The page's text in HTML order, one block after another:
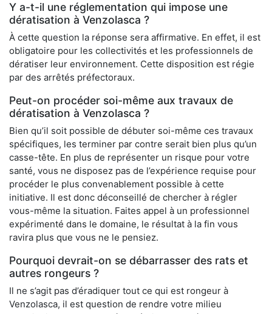
Y a-t-il une réglementation qui impose une
dératisation à Venzolasca ?
À cette question la réponse sera affirmative. En effet, il est
obligatoire pour les collectivités et les professionnels de
dératiser leur environnement. Cette disposition est régie
par des arrêtés préfectoraux.
Peut-on procéder soi-même aux travaux de
dératisation à Venzolasca ?
Bien qu’il soit possible de débuter soi-même ces travaux
spécifiques, les terminer par contre serait bien plus qu’un
casse-tête. En plus de représenter un risque pour votre
santé, vous ne disposez pas de l’expérience requise pour
procéder le plus convenablement possible à cette
initiative. Il est donc déconseillé de chercher à régler
vous-même la situation. Faites appel à un professionnel
expérimenté dans le domaine, le résultat à la fin vous
ravira plus que vous ne le pensiez.
Pourquoi devrait-on se débarrasser des rats et
autres rongeurs ?
Il ne s’agit pas d’éradiquer tout ce qui est rongeur à
Venzolasca, il est question de rendre votre milieu